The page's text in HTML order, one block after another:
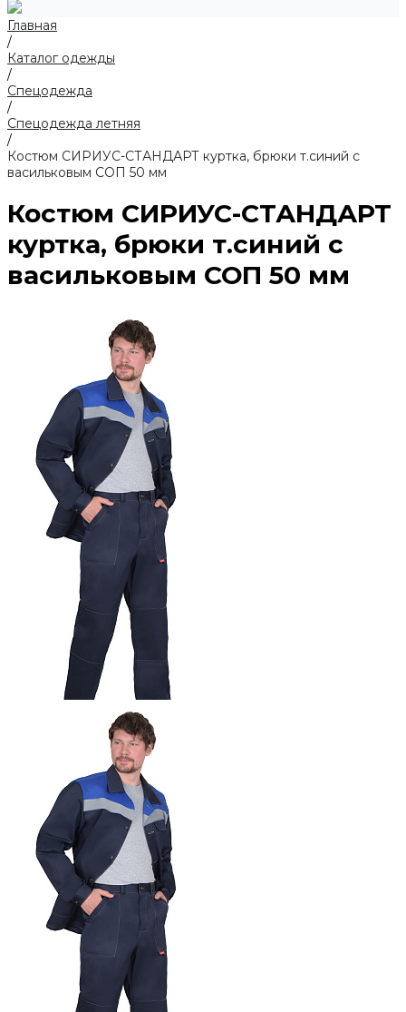
Главная
/
Каталог одежды
/
Спецодежда
/
Спецодежда летняя
/
Костюм СИРИУС-СТАНДАРТ куртка, брюки т.синий с
васильковым СОП 50 мм
Костюм СИРИУС-СТАНДАРТ
куртка, брюки т.синий с
васильковым СОП 50 мм